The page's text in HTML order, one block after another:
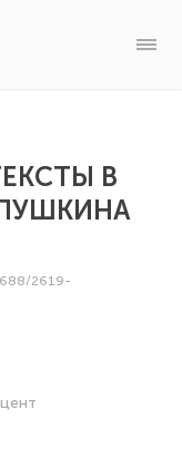
В
2619-